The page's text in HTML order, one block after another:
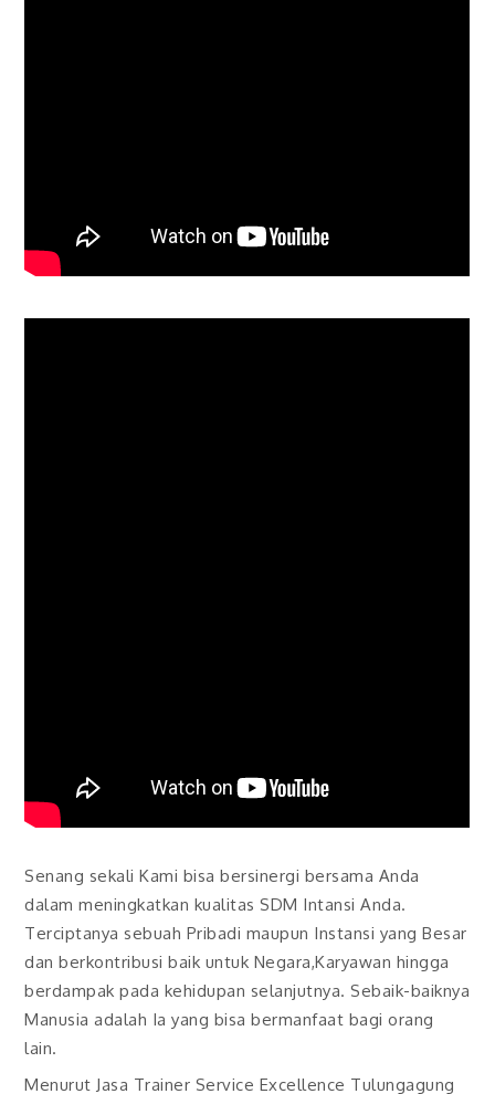
Senang sekali Kami bisa bersinergi bersama Anda
dalam meningkatkan kualitas SDM Intansi Anda.
Terciptanya sebuah Pribadi maupun Instansi yang Besar
dan berkontribusi baik untuk Negara,Karyawan hingga
berdampak pada kehidupan selanjutnya. Sebaik-baiknya
Manusia adalah Ia yang bisa bermanfaat bagi orang
lain.
Menurut Jasa Trainer Service Excellence Tulungagung